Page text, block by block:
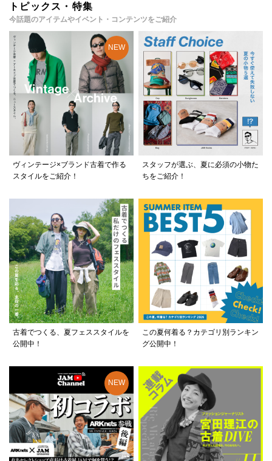
トピックス・特集
今話題のアイテムやイベント・コンテンツをご紹介
ヴィンテージ×ブランド古着で作る
スタイルをご紹介！
スタッフが選ぶ、夏に必須の小物た
ちをご紹介！
古着でつくる、夏フェススタイルを
公開中！
この夏何着る？カテゴリ別ランキン
グ公開中！